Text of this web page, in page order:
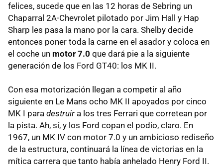
felices, sucede que en las 12 horas de Sebring un
Chaparral 2A-Chevrolet pilotado por Jim Hall y Hap
Sharp les pasa la mano por la cara. Shelby decide
entonces poner toda la carne en el asador y coloca en
el coche un motor 7.0 que dará pie a la siguiente
generación de los Ford GT40: los MK II.
Con esa motorización llegan a competir al año
siguiente en Le Mans ocho MK II apoyados por cinco
MK I para destruir a los tres Ferrari que corretean por
la pista. Ah, sí, y los Ford copan el podio, claro. En
1967, un MK IV con motor 7.0 y un ambicioso rediseño
de la estructura, continuará la línea de victorias en la
mítica carrera que tanto había anhelado Henry Ford II.